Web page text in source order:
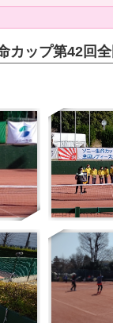
カップ第42回